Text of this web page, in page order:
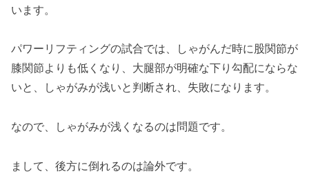
います。
パワーリフティングの試合では、しゃがんだ時に股関節が
膝関節よりも低くなり、大腿部が明確な下り勾配にならな
いと、しゃがみが浅いと判断され、失敗になります。
なので、しゃがみが浅くなるのは問題です。
まして、後方に倒れるのは論外です。